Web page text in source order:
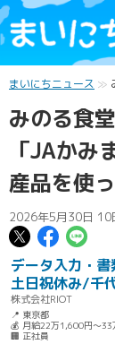
まいにちニュース
みのる食
「JAかみ
産品を使
2026年5月30日 10
この記
この
データ入力・
土日祝休み/千
株式会社RIOT
📍 東京都
💰 月給22万1,600円～33
🏢 正社員